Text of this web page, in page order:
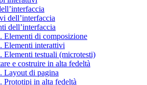
dell’interfaccia
dell’interfaccia
Elementi di composizione
Elementi interattivi
Elementi testuali (microtesti)
e costruire in alta fedeltà
Layout di pagina
Prototipi in alta fedeltà